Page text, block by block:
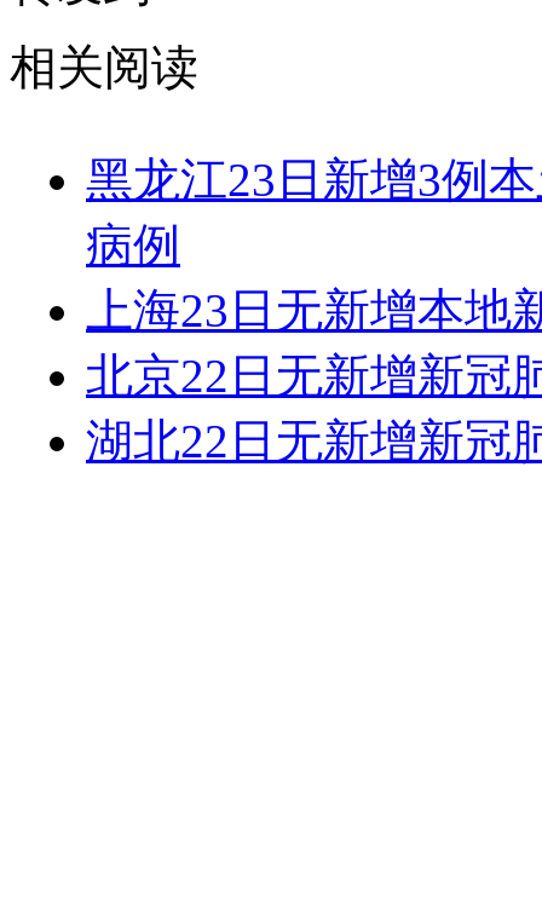
相关阅读
黑龙江23日新增3例
病例
上海23日无新增本
北京22日无新增新冠
湖北22日无新增新冠